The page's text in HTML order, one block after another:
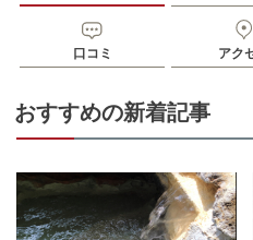
口コミ アク
おすすめの新着記事